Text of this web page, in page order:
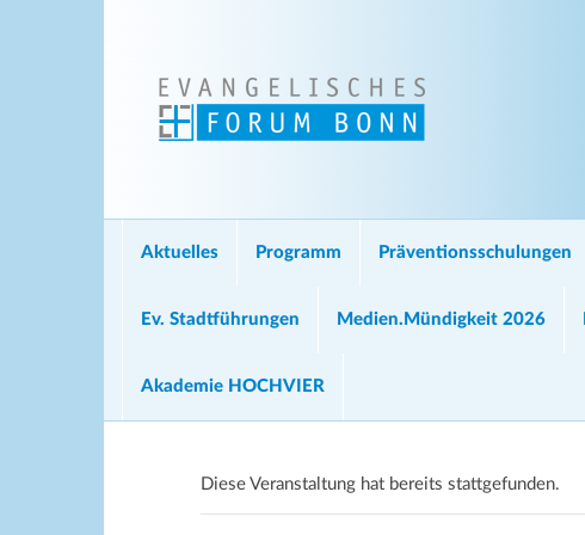
Aktuelles Programm Präventionsschulungen
Ev. Stadtführungen Medien.Mündigkeit 2026
Akademie HOCHVIER
Diese Veranstaltung hat bereits stattgefunden.